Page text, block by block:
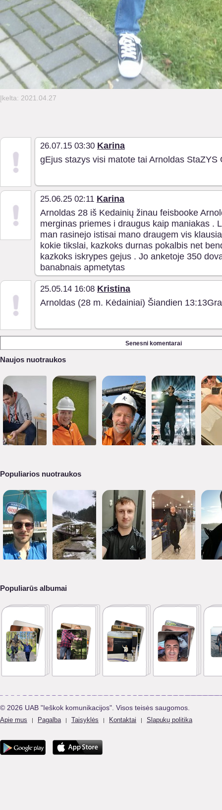
Įkelta: 2021.04.27
26.07.15 03:30 Karina
gEjus stazys visi matote tai Arnoldas
25.06.25 02:11 Karina
Arnoldas 28 iš Kedainių žinau feisbooke
merginas priemes i draugus kaip maniakas .
man rasinejo istisai mano draugem vis
kokie tikslai, kazkoks durnas pokalbis net
kazkoks iskrypes gejus . Jo anketoje 350
banabnais apmetytas
25.05.14 16:08 Kristina
Arnoldas (28 m. Kėdainiai) Šiandien
Senesni komentarai
Naujos nuotraukos
Populiarios nuotraukos
Populiarūs albumai
© 2026 UAB "Ieškok komunikacijos". Visos teisės saugomos.
Apie mus | Pagalba | Taisyklės | Kontaktai | Slapukų politika